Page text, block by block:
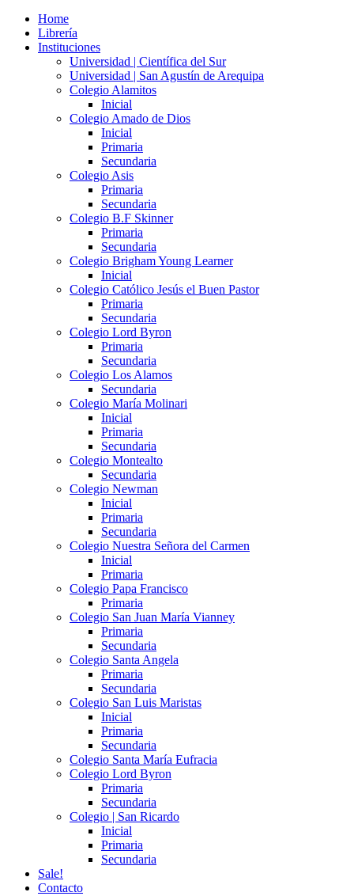
Home
Librería
Instituciones
Universidad | Científica del Sur
Universidad | San Agustín de Arequipa
Colegio Alamitos
Inicial
Colegio Amado de Dios
Inicial
Primaria
Secundaria
Colegio Asis
Primaria
Secundaria
Colegio B.F Skinner
Primaria
Secundaria
Colegio Brigham Young Learner
Inicial
Colegio Católico Jesús el Buen Pastor
Primaria
Secundaria
Colegio Lord Byron
Primaria
Secundaria
Colegio Los Alamos
Secundaria
Colegio María Molinari
Inicial
Primaria
Secundaria
Colegio Montealto
Secundaria
Colegio Newman
Inicial
Primaria
Secundaria
Colegio Nuestra Señora del Carmen
Inicial
Primaria
Colegio Papa Francisco
Primaria
Colegio San Juan María Vianney
Primaria
Secundaria
Colegio Santa Angela
Primaria
Secundaria
Colegio San Luis Maristas
Inicial
Primaria
Secundaria
Colegio Santa María Eufracia
Colegio Lord Byron
Primaria
Secundaria
Colegio | San Ricardo
Inicial
Primaria
Secundaria
Sale!
Contacto